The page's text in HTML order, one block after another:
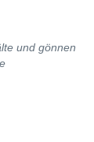
und gönnen